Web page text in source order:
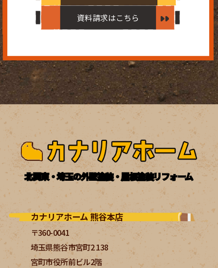
資料請求はこちら
北関東・埼玉の外壁塗装・屋根塗装リフォーム
カナリアホーム 熊谷本店
〒360-0041
埼玉県熊谷市宮町2 138
宮町市役所前ビル2階